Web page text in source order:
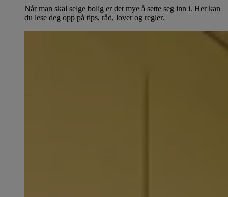
Når man skal selge bolig er det mye å sette seg inn i. Her kan
du lese deg opp på tips, råd, lover og regler.